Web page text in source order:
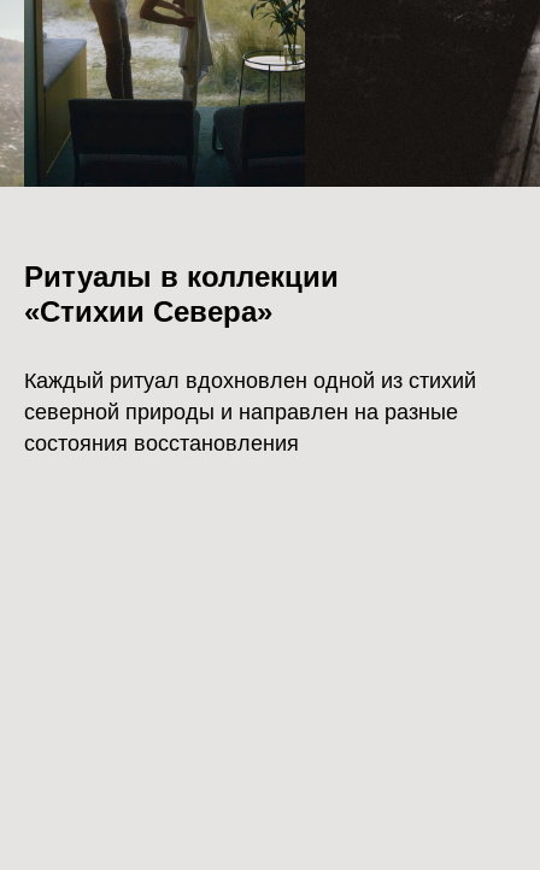
Ритуалы в коллекции
«Стихии Севера»
Каждый ритуал вдохновлен одной из стихий
северной природы и направлен на разные
состояния восстановления